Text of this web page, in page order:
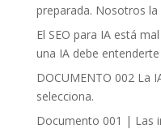
preparada. Nosotros la
El SEO para IA está
una IA debe entenderte
DOCUMENTO 002 La
selecciona.
Documento 001 | Las